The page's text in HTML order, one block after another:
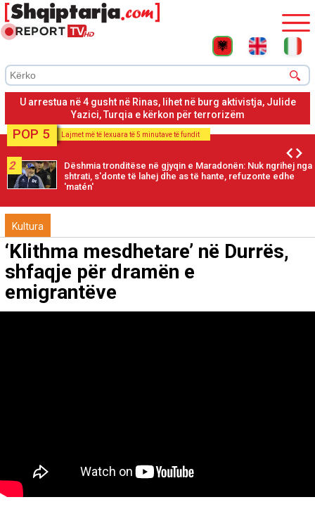
Lihet në burg Julide Yazici, kërkohet në Turqi për pjesëmarrje
në grup terrorist
POP 5 Lajmet më të lexuara të 5 minutave të fundit
2
Dëshmia tronditëse në gjyqin e Maradonën: Nuk ngrihej nga
shtrati, s'donte të lahej dhe as të hante, refuzonte edhe
'matén'
Kultura
‘Klithma mesdhetare’ në Durrës,
shfaqje për dramën e
emigrantëve